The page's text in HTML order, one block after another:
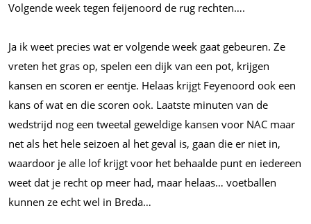
Volgende week tegen feijenoord de rug rechten….
Ja ik weet precies wat er volgende week gaat gebeuren. Ze
vreten het gras op, spelen een dijk van een pot, krijgen
kansen en scoren er eentje. Helaas krijgt Feyenoord ook een
kans of wat en die scoren ook. Laatste minuten van de
wedstrijd nog een tweetal geweldige kansen voor NAC maar
net als het hele seizoen al het geval is, gaan die er niet in,
waardoor je alle lof krijgt voor het behaalde punt en iedereen
weet dat je recht op meer had, maar helaas… voetballen
kunnen ze echt wel in Breda…